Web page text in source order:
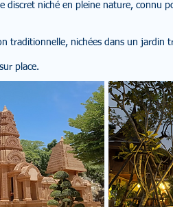
niché en pleine nature, connu
traditionnelle, nichées dans un jardin
place.